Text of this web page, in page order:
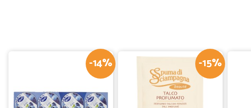
-14% -15%